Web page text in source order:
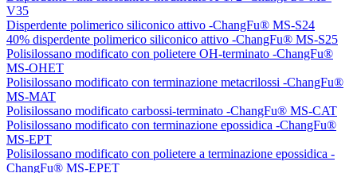
V35
Disperdente polimerico siliconico attivo -ChangFu® MS-S24
40% disperdente polimerico siliconico attivo -ChangFu® MS-S25
Polisilossano modificato con polietere OH-terminato -ChangFu®
MS-OHET
Polisilossano modificato con terminazione metacrilossi -ChangFu®
MS-MAT
Polisilossano modificato carbossi-terminato -ChangFu® MS-CAT
Polisilossano modificato con terminazione epossidica -ChangFu®
MS-EPT
Polisilossano modificato con polietere a terminazione epossidica -
ChangFu® MS-EPET